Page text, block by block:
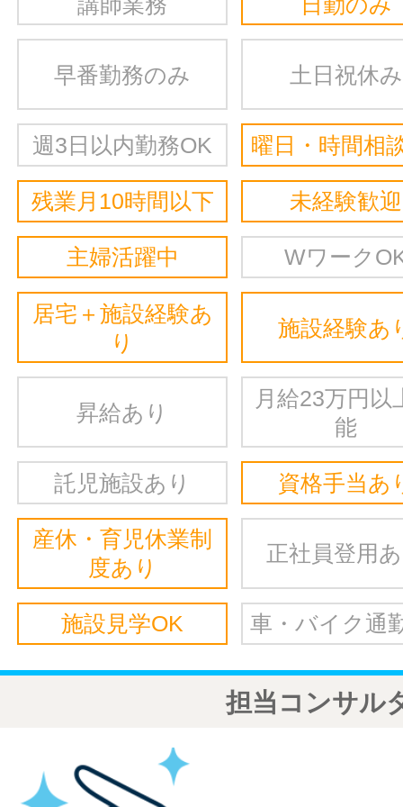
早番勤務のみ 土日祝休み
週3日以内勤務OK 曜日・時間相
残業月10時間以下 未経験歓迎
主婦活躍中 Wワーク
居宅＋施設経験あ
り
施設経験あ
昇給あり
月給23万円以
能
託児施設あり 資格手当あ
産休・育児休業制
度あり
正社員登用
施設見学OK 車・バイク通
担当コンサル